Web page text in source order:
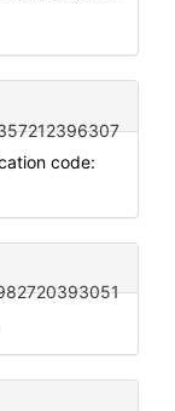
code: